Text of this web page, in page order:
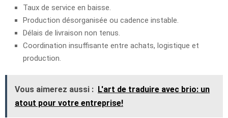
Taux de service en baisse.
Production désorganisée ou cadence instable.
Délais de livraison non tenus.
Coordination insuffisante entre achats, logistique et
production.
Vous aimerez aussi : L'art de traduire avec brio: un
atout pour votre entreprise!